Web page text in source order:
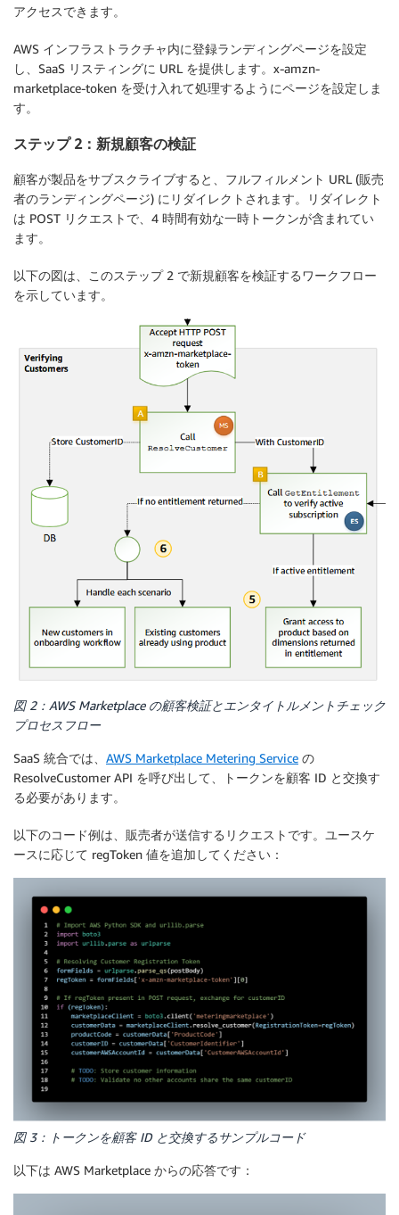
アクセスできます。
AWS インフラストラクチャ内に登録ランディングページを設定
し、SaaS リスティングに URL を提供します。x-amzn-
marketplace-token を受け入れて処理するようにページを設定しま
す。
ステップ 2：新規顧客の検証
顧客が製品をサブスクライブすると、フルフィルメント URL (販売
者のランディングページ) にリダイレクトされます。リダイレクト
は POST リクエストで、4 時間有効な一時トークンが含まれてい
ます。
以下の図は、このステップ 2 で新規顧客を検証するワークフロー
を示しています。
図 2：AWS Marketplace の顧客検証とエンタイトルメントチェック
プロセスフロー
SaaS 統合では、 AWS Marketplace Metering Service の
ResolveCustomer API を呼び出して、トークンを顧客 ID と交換す
る必要があります。
以下のコード例は、販売者が送信するリクエストです。ユースケ
ースに応じて regToken 値を追加してください：
図 3：トークンを顧客 ID と交換するサンプルコード
以下は AWS Marketplace からの応答です：